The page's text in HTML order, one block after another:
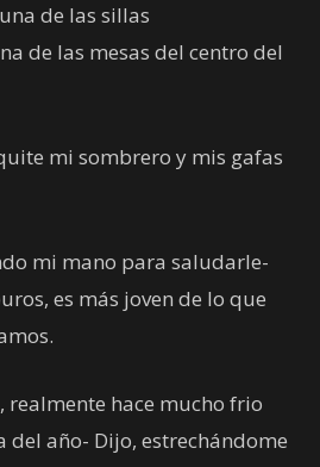
de las sillas
de las mesas del centro del
mi sombrero y mis gafas
mi mano para saludarle-
es más joven de lo que
realmente hace mucho frio
del año- Dijo, estrechándome